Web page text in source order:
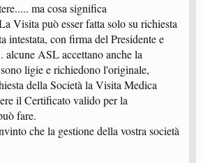
ma cosa significa
Visita può esser fatta solo su richiesta
intestata, con firma del Presidente e
ASL accettano anche la
ligie e richiedono l'originale,
della Società la Visita Medica
il Certificato valido per la
fare.
che la gestione della vostra società